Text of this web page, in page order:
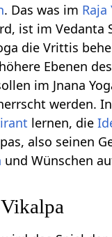
. Das was im Raja
ist im Vedanta
die Vrittis
Ebenen des
im Jnana
werden.
lernen, die
also seinen
und Wünschen